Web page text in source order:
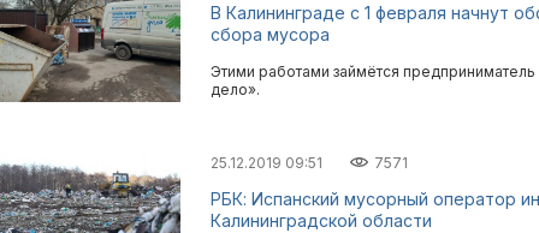
В Калининграде с 1 февраля начнут
сбора мусора
Этими работами займётся
дело».
25.12.2019 09:51 7571
РБК: Испанский мусорный оператор
Калининградской области